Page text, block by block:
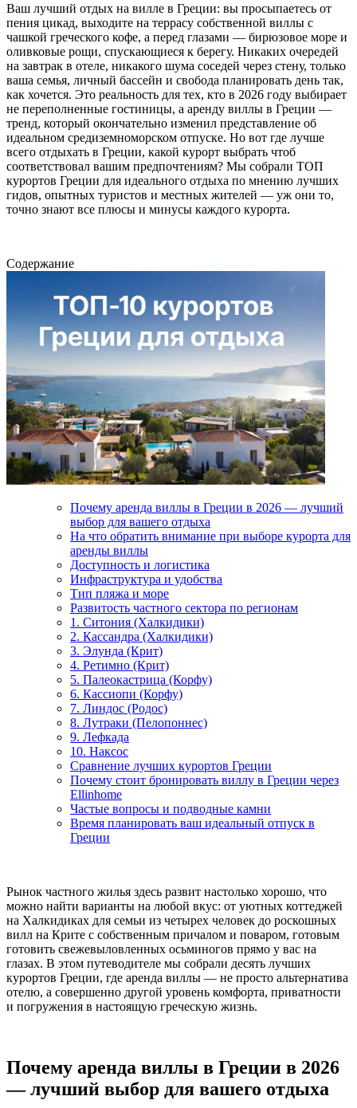
Ваш лучший отдых на вилле в Греции: вы просыпаетесь от
пения цикад, выходите на террасу собственной виллы с
чашкой греческого кофе, а перед глазами — бирюзовое море и
оливковые рощи, спускающиеся к берегу. Никаких очередей
на завтрак в отеле, никакого шума соседей через стену, только
ваша семья, личный бассейн и свобода планировать день так,
как хочется. Это реальность для тех, кто в 2026 году выбирает
не переполненные гостиницы, а аренду виллы в Греции —
тренд, который окончательно изменил представление об
идеальном средиземноморском отпуске. Но вот где лучше
всего отдыхать в Греции, какой курорт выбрать чтоб
соответствовал вашим предпочтениям? Мы собрали ТОП
курортов Греции для идеального отдыха по мнению лучших
гидов, опытных туристов и местных жителей — уж они то,
точно знают все плюсы и минусы каждого курорта.
Содержание
Почему аренда виллы в Греции в 2026 — лучший
выбор для вашего отдыха
На что обратить внимание при выборе курорта для
аренды виллы
Доступность и логистика
Инфраструктура и удобства
Тип пляжа и море
Развитость частного сектора по регионам
1. Ситония (Халкидики)
2. Кассандра (Халкидики)
3. Элунда (Крит)
4. Ретимно (Крит)
5. Палеокастрица (Корфу)
6. Кассиопи (Корфу)
7. Линдос (Родос)
8. Лутраки (Пелопоннес)
9. Лефкада
10. Наксос
Сравнение лучших курортов Греции
Почему стоит бронировать виллу в Греции через
Ellinhome
Частые вопросы и подводные камни
Время планировать ваш идеальный отпуск в
Греции
Рынок частного жилья здесь развит настолько хорошо, что
можно найти варианты на любой вкус: от уютных коттеджей
на Халкидиках для семьи из четырех человек до роскошных
вилл на Крите с собственным причалом и поваром, готовым
готовить свежевыловленных осьминогов прямо у вас на
глазах. В этом путеводителе мы собрали десять лучших
курортов Греции, где аренда виллы — не просто альтернатива
отелю, а совершенно другой уровень комфорта, приватности
и погружения в настоящую греческую жизнь.
Почему аренда виллы в Греции в 2026
— лучший выбор для вашего отдыха